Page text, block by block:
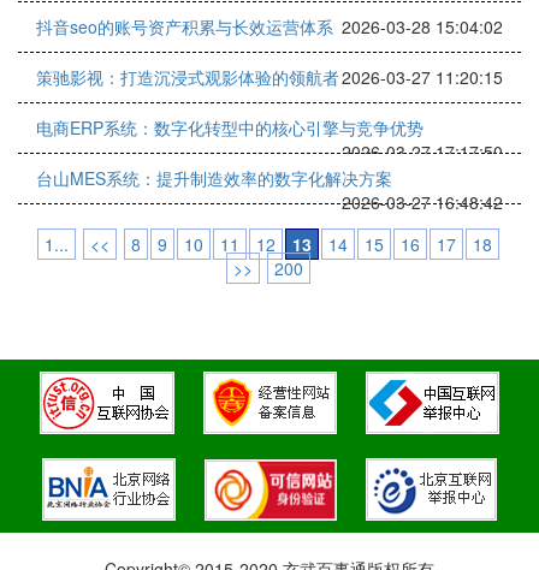
抖音seo的账号资产积累与长效运营体系 2026-03-28 15:04:02
策驰影视：打造沉浸式观影体验的领航者2026-03-27 11:20:15
电商ERP系统：数字化转型中的核心引擎与竞争优势
2026-03-27 17:17:50
台山MES系统：提升制造效率的数字化解决方案
2026-03-27 16:48:42
1...
<< 8 9 10 11 12 13 14 15 16 17
18
>>
200